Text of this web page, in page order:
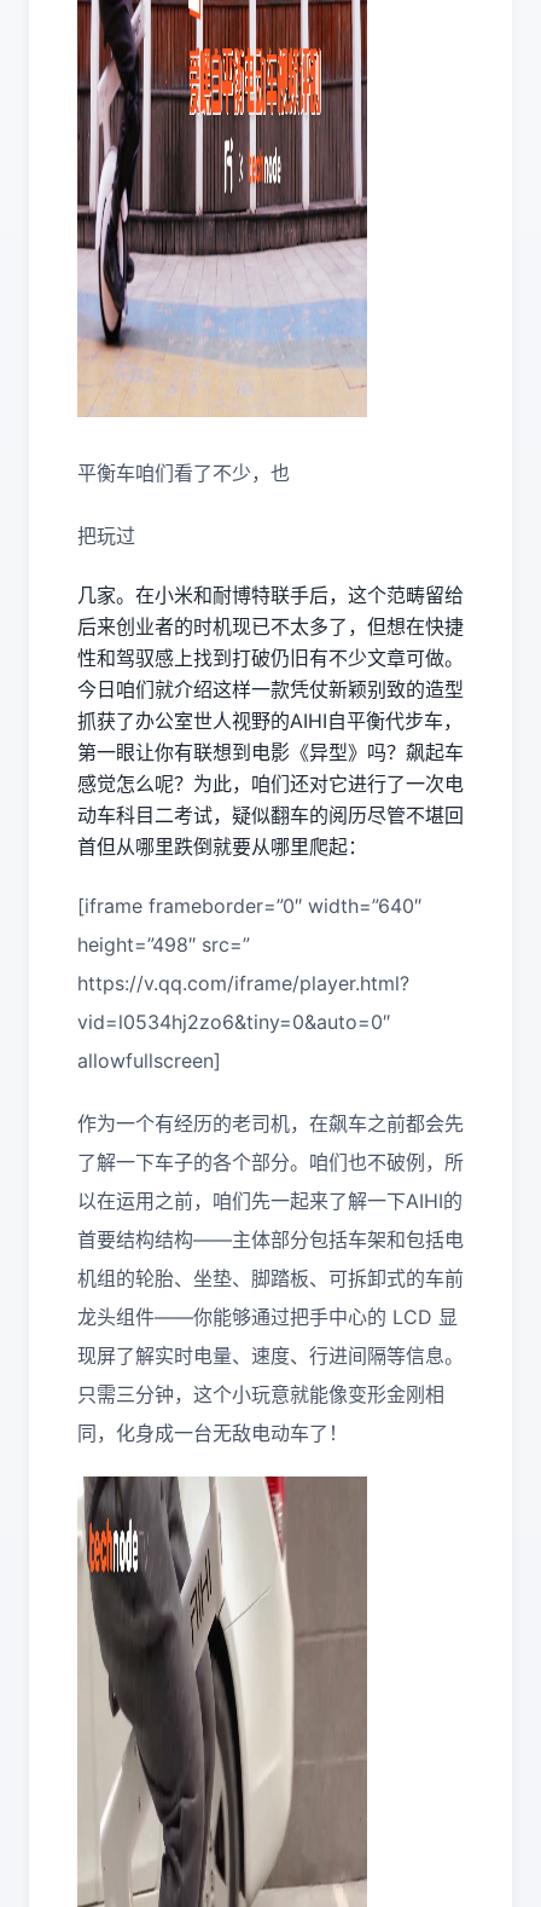
平衡车咱们看了不少，也
把玩过
几家。在小米和耐博特联手后，这个范畴留给
后来创业者的时机现已不太多了，但想在快捷
性和驾驭感上找到打破仍旧有不少文章可做。
今日咱们就介绍这样一款凭仗新颖别致的造型
抓获了办公室世人视野的AIHI自平衡代步车，
第一眼让你有联想到电影《异型》吗？飙起车
感觉怎么呢？为此，咱们还对它进行了一次电
动车科目二考试，疑似翻车的阅历尽管不堪回
首但从哪里跌倒就要从哪里爬起：
[iframe frameborder=”0″ width=”640″
height=”498″ src=”
https://v.qq.com/iframe/player.html?
vid=l0534hj2zo6&tiny=0&auto=0″
allowfullscreen]
作为一个有经历的老司机，在飙车之前都会先
了解一下车子的各个部分。咱们也不破例，所
以在运用之前，咱们先一起来了解一下AIHI的
首要结构结构——主体部分包括车架和包括电
机组的轮胎、坐垫、脚踏板、可拆卸式的车前
龙头组件——你能够通过把手中心的 LCD 显
现屏了解实时电量、速度、行进间隔等信息。
只需三分钟，这个小玩意就能像变形金刚相
同，化身成一台无敌电动车了！